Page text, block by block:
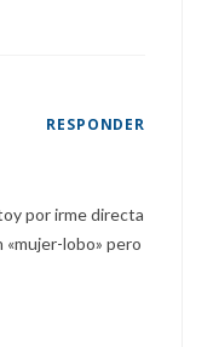
RESPONDER
por irme directa
«mujer-lobo» pero